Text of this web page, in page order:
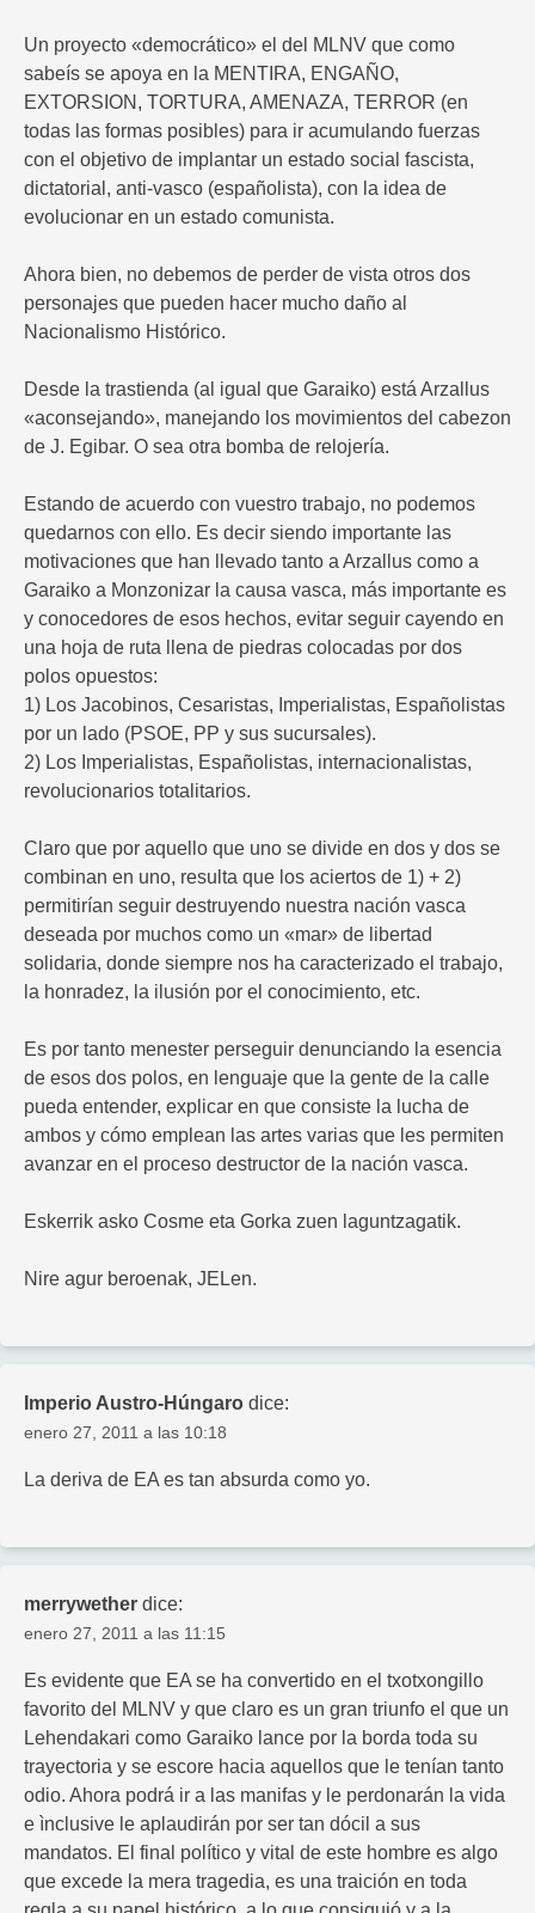
Un proyecto «democrático» el del MLNV que como
sabeís se apoya en la MENTIRA, ENGAÑO,
EXTORSION, TORTURA, AMENAZA, TERROR (en
todas las formas posibles) para ir acumulando fuerzas
con el objetivo de implantar un estado social fascista,
dictatorial, anti-vasco (españolista), con la idea de
evolucionar en un estado comunista.
Ahora bien, no debemos de perder de vista otros dos
personajes que pueden hacer mucho daño al
Nacionalismo Histórico.
Desde la trastienda (al igual que Garaiko) está Arzallus
«aconsejando», manejando los movimientos del cabezon
de J. Egibar. O sea otra bomba de relojería.
Estando de acuerdo con vuestro trabajo, no podemos
quedarnos con ello. Es decir siendo importante las
motivaciones que han llevado tanto a Arzallus como a
Garaiko a Monzonizar la causa vasca, más importante es
y conocedores de esos hechos, evitar seguir cayendo en
una hoja de ruta llena de piedras colocadas por dos
polos opuestos:
1) Los Jacobinos, Cesaristas, Imperialistas, Españolistas
por un lado (PSOE, PP y sus sucursales).
2) Los Imperialistas, Españolistas, internacionalistas,
revolucionarios totalitarios.
Claro que por aquello que uno se divide en dos y dos se
combinan en uno, resulta que los aciertos de 1) + 2)
permitirían seguir destruyendo nuestra nación vasca
deseada por muchos como un «mar» de libertad
solidaria, donde siempre nos ha caracterizado el trabajo,
la honradez, la ilusión por el conocimiento, etc.
Es por tanto menester perseguir denunciando la esencia
de esos dos polos, en lenguaje que la gente de la calle
pueda entender, explicar en que consiste la lucha de
ambos y cómo emplean las artes varias que les permiten
avanzar en el proceso destructor de la nación vasca.
Eskerrik asko Cosme eta Gorka zuen laguntzagatik.
Nire agur beroenak, JELen.
Imperio Austro-Húngaro dice:
enero 27, 2011 a las 10:18
La deriva de EA es tan absurda como yo.
merrywether dice:
enero 27, 2011 a las 11:15
Es evidente que EA se ha convertido en el txotxongillo
favorito del MLNV y que claro es un gran triunfo el que un
Lehendakari como Garaiko lance por la borda toda su
trayectoria y se escore hacia aquellos que le tenían tanto
odio. Ahora podrá ir a las manifas y le perdonarán la vida
e ìnclusive le aplaudirán por ser tan dócil a sus
mandatos. El final político y vital de este hombre es algo
que excede la mera tragedia, es una traición en toda